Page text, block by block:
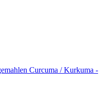
Curcuma / Kurkuma -